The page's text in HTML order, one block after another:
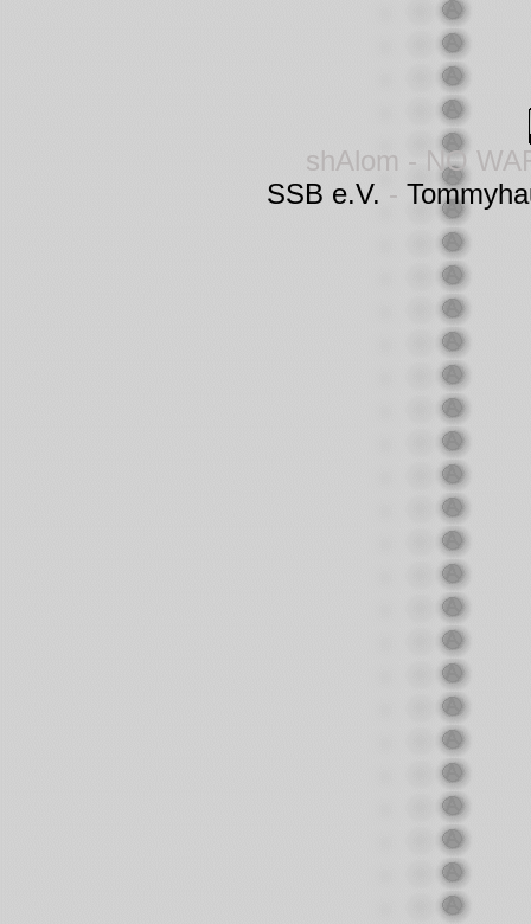
shAlom - NO
SSB e.V. -